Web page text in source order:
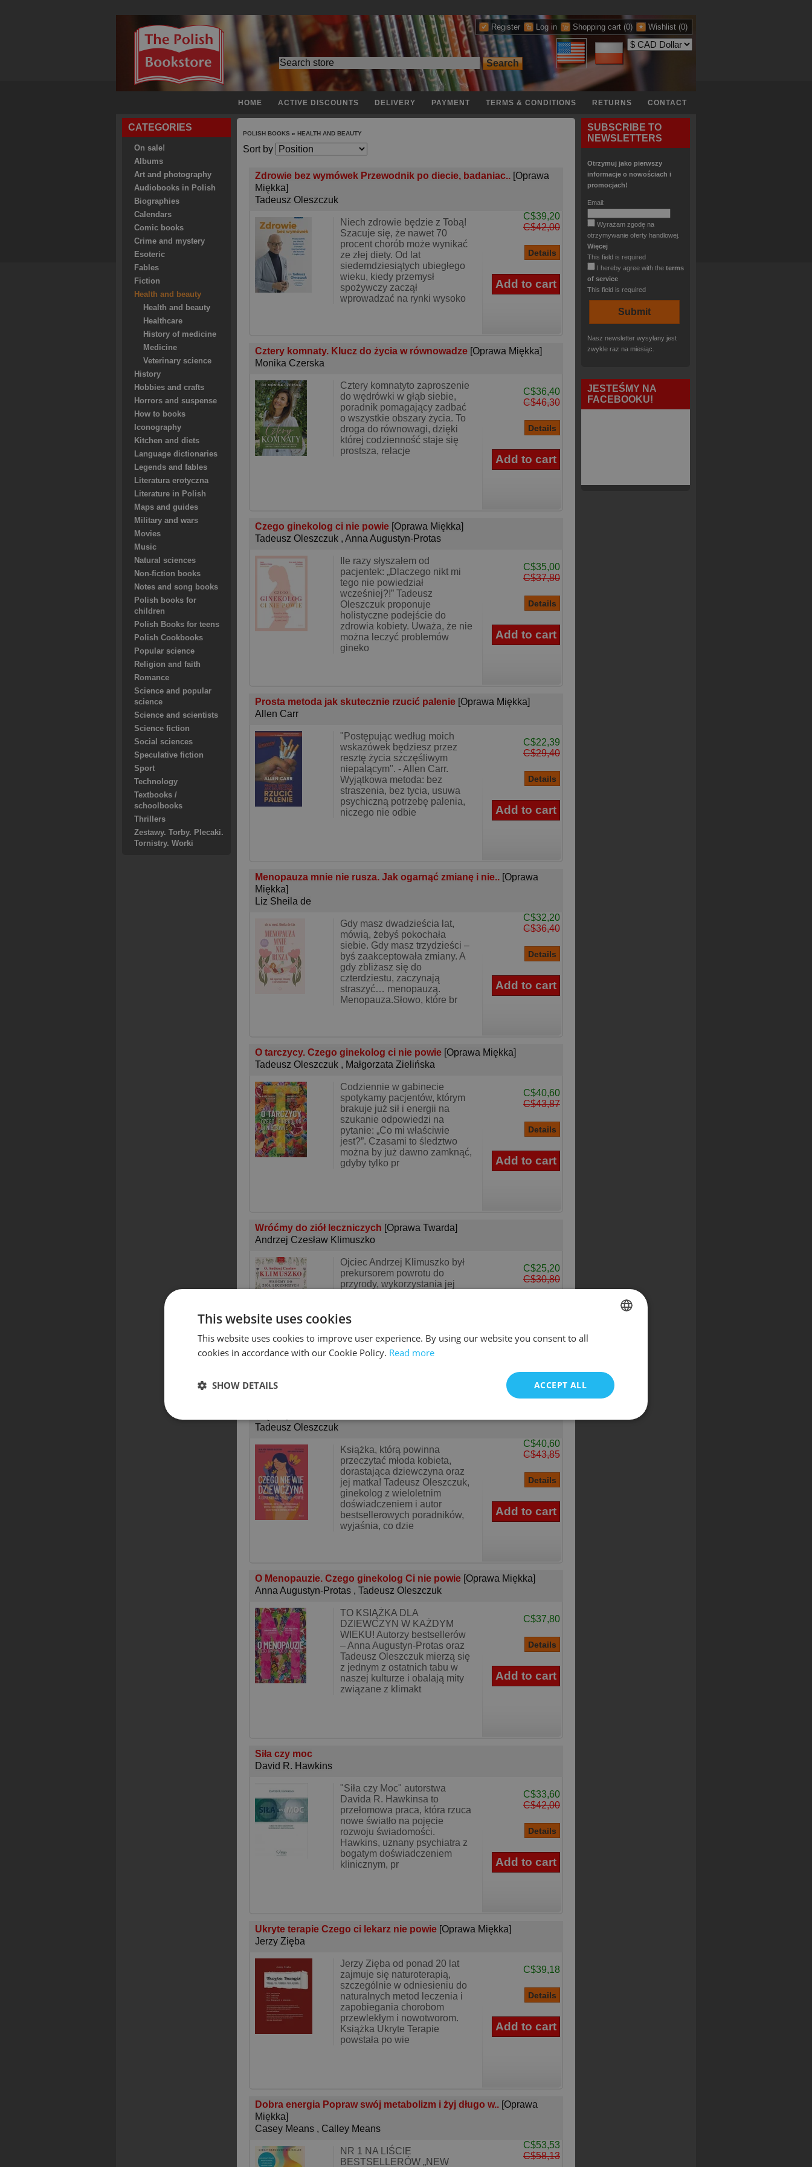
Register Log in Shopping cart (0) Wishlist (0)
HOME ACTIVE DISCOUNTS DELIVERY PAYMENT TERMS & CONDITIONS RETURNS CONTACT
CATEGORIES
On sale!
Albums
Art and photography
Audiobooks in Polish
Biographies
Calendars
Comic books
Crime and mystery
Esoteric
Fables
Fiction
Health and beauty
Health and beauty
Healthcare
History of medicine
Medicine
Veterinary science
History
Hobbies and crafts
Horrors and suspense
How to books
Iconography
Kitchen and diets
Language dictionaries
Legends and fables
Literatura erotyczna
Literature in Polish
Maps and guides
Military and wars
Movies
Music
Natural sciences
Non-fiction books
Notes and song books
Polish books for
children
Polish Books for teens
Polish Cookbooks
Popular science
Religion and faith
Romance
Science and popular
science
Science and scientists
Science fiction
Social sciences
Speculative fiction
Sport
Technology
Textbooks /
schoolbooks
Thrillers
Zestawy. Torby. Plecaki.
Tornistry. Worki
POLISH BOOKS » HEALTH AND BEAUTY
Sort by
Zdrowie bez wymówek Przewodnik po diecie, badaniac.. [Oprawa
Miękka]
Tadeusz Oleszczuk
Niech zdrowie będzie z Tobą!
Szacuje się, że nawet 70
procent chorób może wynikać
ze złej diety. Od lat
siedemdziesiątych ubiegłego
wieku, kiedy przemysł
spożywczy zaczął
wprowadzać na rynki wysoko
C$39,20
C$42,00
Cztery komnaty. Klucz do życia w równowadze [Oprawa Miękka]
Monika Czerska
Cztery komnatyto zaproszenie
do wędrówki w głąb siebie,
poradnik pomagający zadbać
o wszystkie obszary życia. To
droga do równowagi, dzięki
której codzienność staje się
prostsza, relacje
C$36,40
C$46,30
Czego ginekolog ci nie powie [Oprawa Miękka]
Tadeusz Oleszczuk , Anna Augustyn-Protas
Ile razy słyszałem od
pacjentek: „Dlaczego nikt mi
tego nie powiedział
wcześniej?!” Tadeusz
Oleszczuk proponuje
holistyczne podejście do
zdrowia kobiety. Uważa, że nie
można leczyć problemów
gineko
C$35,00
C$37,80
Prosta metoda jak skutecznie rzucić palenie [Oprawa Miękka]
Allen Carr
"Postępując według moich
wskazówek będziesz przez
resztę życia szczęśliwym
niepalącym". - Allen Carr.
Wyjątkowa metoda: bez
straszenia, bez tycia, usuwa
psychiczną potrzebę palenia,
niczego nie odbie
C$22,39
C$29,40
Menopauza mnie nie rusza. Jak ogarnąć zmianę i nie.. [Oprawa
Miękka]
Liz Sheila de
Gdy masz dwadzieścia lat,
mówią, żebyś pokochała
siebie. Gdy masz trzydzieści –
byś zaakceptowała zmiany. A
gdy zbliżasz się do
czterdziestu, zaczynają
straszyć… menopauzą.
Menopauza.Słowo, które br
C$32,20
C$36,40
O tarczycy. Czego ginekolog ci nie powie [Oprawa Miękka]
Tadeusz Oleszczuk , Małgorzata Zielińska
Codziennie w gabinecie
spotykamy pacjentów, którym
brakuje już sił i energii na
szukanie odpowiedzi na
pytanie: „Co mi właściwie
jest?”. Czasami to śledztwo
można by już dawno zamknąć,
gdyby tylko pr
C$40,60
C$43,87
Wróćmy do ziół leczniczych [Oprawa Twarda]
Andrzej Czesław Klimuszko
Ojciec Andrzej Klimuszko był
prekursorem powrotu do
przyrody, wykorzystania jej
leczenia ziołami przez o.
wszelkie oczekiwa
C$25,20
C$30,80
Tadeusz Oleszczuk
Książka, którą powinna
przeczytać młoda kobieta,
dorastająca dziewczyna oraz
jej matka! Tadeusz Oleszczuk,
ginekolog z wieloletnim
doświadczeniem i autor
bestsellerowych poradników,
wyjaśnia, co dzie
C$40,60
C$43,85
O Menopauzie. Czego ginekolog Ci nie powie [Oprawa Miękka]
Anna Augustyn-Protas , Tadeusz Oleszczuk
TO KSIĄŻKA DLA
DZIEWCZYN W KAŻDYM
WIEKU! Autorzy bestsellerów
– Anna Augustyn-Protas oraz
Tadeusz Oleszczuk mierzą się
z jednym z ostatnich tabu w
naszej kulturze i obalają mity
związane z klimakt
C$37,80
Siła czy moc
David R. Hawkins
"Siła czy Moc" autorstwa
Davida R. Hawkinsa to
przełomowa praca, która rzuca
nowe światło na pojęcie
rozwoju świadomości.
Hawkins, uznany psychiatra z
bogatym doświadczeniem
klinicznym, pr
C$33,60
C$42,00
Ukryte terapie Czego ci lekarz nie powie [Oprawa Miękka]
Jerzy Zięba
Jerzy Zięba od ponad 20 lat
zajmuje się naturoterapią,
szczególnie w odniesieniu do
naturalnych metod leczenia i
zapobiegania chorobom
przewlekłym i nowotworom.
Książka Ukryte Terapie
powstała po wie
C$39,18
Dobra energia Popraw swój metabolizm i żyj długo w.. [Oprawa
Miękka]
Casey Means , Calley Means
NR 1 NA LIŚCIE
BESTSELLERÓW „NEW
C$53,53
C$58,13
SUBSCRIBE TO
NEWSLETTERS
Otrzymuj jako pierwszy
informacje o nowościach i
promocjach!
Email:
Wyrażam zgodę na
otrzymywanie oferty handlowej.
Więcej
This field is required
I hereby agree with the terms
of service
This field is required
Nasz newsletter wysyłany jest
zwykle raz na miesiąc.
JESTEŚMY NA
FACEBOOKU!
This website uses cookies
This website uses cookies to improve user experience. By using our website you consent to all
cookies in accordance with our Cookie Policy. Read more
ACCEPT ALL
SHOW DETAILS